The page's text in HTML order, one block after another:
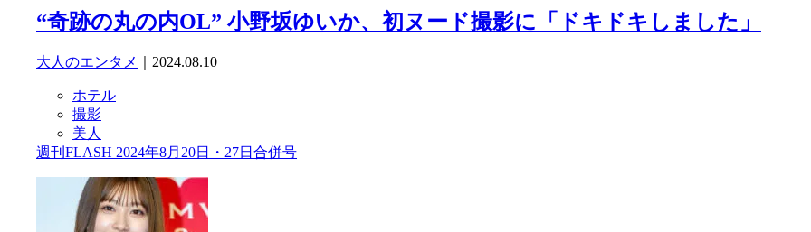
“奇跡の丸の内OL” 小野坂ゆいか、初ヌード撮影に「ドキドキしました」
大人のエンタメ ｜2024.08.10
ホテル
撮影
美人
週刊FLASH 2024年8月20日・27日合併号